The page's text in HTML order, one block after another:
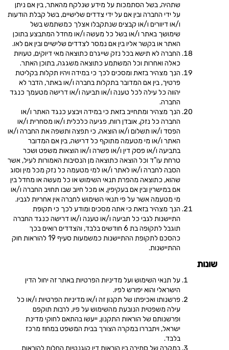
שתהיה, בשל הסתמכות על מידע שנלקח מהאתר, בין אם ניתן
על ידי החברה ובין אם על ידי צדדים שלישיים, בשל קבלת הודעות
ו/או דיוורים ו/או קבצים שנתקבלו אצלך כמשתמש בשל
שימושך באתר ו/או בשל כל מעשה ו/או מחדל המתבצע בתוכן
האתר או בקשר אליו בין אם נמסר לצדדים שלישיים ובין אם לאו.
החברה לא תישא בכל נזק שייגרם כתוצאה מאי דיוקים, טעויות
כאלה ואחרות וכל המשתמע כתוצאה משגגה, בתוכן האתר.
הנך מצהיר בזאת ומסכים לכך כי במידה ויהיו תקלות בקליטת
פרטיך, בין אם המדובר בתקלות בחברה ו/או באתר, הדבר לא
יהווה כל עילה לכל טענה ו/או תביעה ו/או דרישה מטעמך כנגד
החברה.
הנך מצהיר ומתחייב בזאת כי במידה ויבצע כנגד האתר ו/או
החברה כל נזק, אובדן רווח, פגיעה כלכלית ו/או מסחרית ו/או
הפסד ו/או תשלום ו/או הוצאה, כי תפצה ותשפה את החברה ו/או
האתר ו/או מי מטעמה מתוקף כל דרישה, בין אם המדובר
בתביעה ו/או פסק דין ו/או פשרה ו/או הוצאות משפט ושכר
טרחת עו"ד וכל הוצאה כתוצאה מן הנסיבות האמורות לעיל, אשר
הסבה לחברה ו/או לאתר ו/או למי מטעמה כל נזק מכל מין וסוג
שהוא, כתוצאה מהפרת תנאי השימוש או כל מעשה או מחדל בין
אם במישרין ובין אם בעקיפין, או מכל חיוב שבו תחויב החברה ו/או
מי מטעמה אשר על פי תנאי השימוש לחברה אין אחריות לגביו.
הנך מצהיר בזאת כי אתה מסכים ומודע לכך כי תקופת
התיישנות לגבי כל תביעה ו/או טענה ו/או דרישה כנגד החברה
תוגבל לתקופה בת 6 חודשים בלבד, והצדדים רואים בכך
כהסכם לתקופת ההתיישנות כמשמעות סעיף 19 להוראות חוק
ההתיישנות.
שונות
על תנאי השימוש ועל מדיניות הפרטיות באתר זה יחול הדין
הישראלי והוא יפורש לפיו.
פרשנותו ואכיפתו של תקנון זה ו/או מדיניות הפרטיות ו/או כל
עילה משפטית הנובעת מהשימוש על פיו, לרבות תוקפם
ופרשנותם של הוראות התקנון, ייעשו בהתאם לחוקי מדינת
ישראל, ויתבררו במקרה הצורך בבית המשפט במחוז מרכז
בלבד.
במקרה של סתירה בין הוראות דין קוגנטיות החלות להוראות